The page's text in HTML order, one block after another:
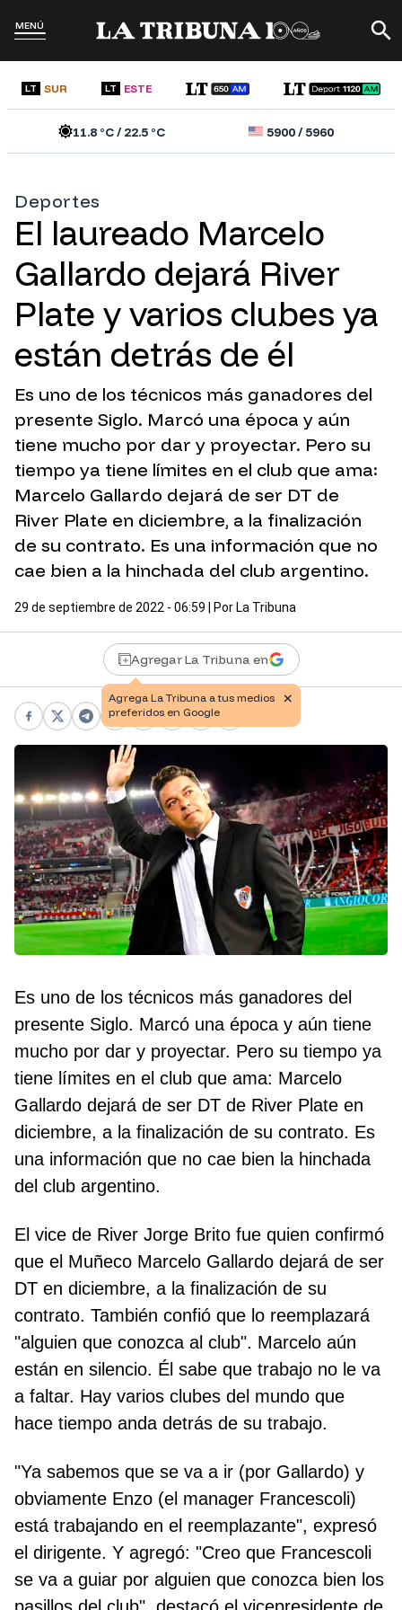
MENÚ
LT SUR LT ESTE
11.8°C /22.5°C 5900/5960
Deportes
El laureado Marcelo
Gallardo dejará River
Plate y varios clubes ya
están detrás de él
Es uno de los técnicos más ganadores del
presente Siglo. Marcó una época y aún
tiene mucho por dar y proyectar. Pero su
tiempo ya tiene límites en el club que ama:
Marcelo Gallardo dejará de ser DT de
River Plate en diciembre, a la finalización
de su contrato. Es una información que no
cae bien a la hinchada del club argentino.
29 de septiembre de 2022 - 06:59 | Por La Tribuna
Agregar La Tribuna en
Facebook
X Telegram
WhatsApp
Pinterest
LinkedIn
PrintCopy link
Es uno de los técnicos más ganadores del
presente Siglo. Marcó una época y aún tiene
mucho por dar y proyectar. Pero su tiempo ya
tiene límites en el club que ama: Marcelo
Gallardo dejará de ser DT de River Plate en
diciembre, a la finalización de su contrato. Es
una información que no cae bien la hinchada
del club argentino.
El vice de River Jorge Brito fue quien confirmó
que el Muñeco Marcelo Gallardo dejará de ser
DT en diciembre, a la finalización de su
contrato. También confió que lo reemplazará
"alguien que conozca al club". Marcelo aún
están en silencio. Él sabe que trabajo no le va
a faltar. Hay varios clubes del mundo que
hace tiempo anda detrás de su trabajo.
"Ya sabemos que se va a ir (por Gallardo) y
obviamente Enzo (el manager Francescoli)
está trabajando en el reemplazante", expresó
el dirigente. Y agregó: "Creo que Francescoli
se va a guiar por alguien que conozca bien los